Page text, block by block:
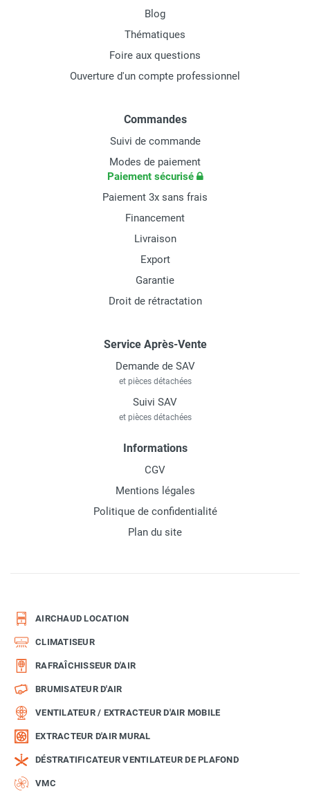
Blog
Thématiques
Foire aux questions
Ouverture d'un compte professionnel
Commandes
Suivi de commande
Modes de paiement
Paiement sécurisé
Paiement 3x sans frais
Financement
Livraison
Export
Garantie
Droit de rétractation
Service Après-Vente
Demande de SAV
et pièces détachées
Suivi SAV
et pièces détachées
Informations
CGV
Mentions légales
Politique de confidentialité
Plan du site
AIRCHAUD LOCATION
CLIMATISEUR
RAFRAÎCHISSEUR D'AIR
BRUMISATEUR D'AIR
VENTILATEUR / EXTRACTEUR D'AIR MOBILE
EXTRACTEUR D'AIR MURAL
DÉSTRATIFICATEUR VENTILATEUR DE PLAFOND
VMC